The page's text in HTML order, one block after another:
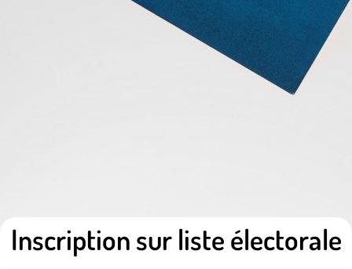
Inscription sur liste électorale